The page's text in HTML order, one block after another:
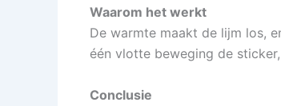
Waarom het werkt
De warmte maakt de lijm los,
één vlotte beweging de
Conclusie